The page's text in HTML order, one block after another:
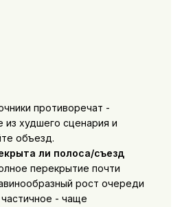
противоречат -
из худшего сценария и
объезд.
ли полоса/съезд
перекрытие почти
рост очереди
- чаще